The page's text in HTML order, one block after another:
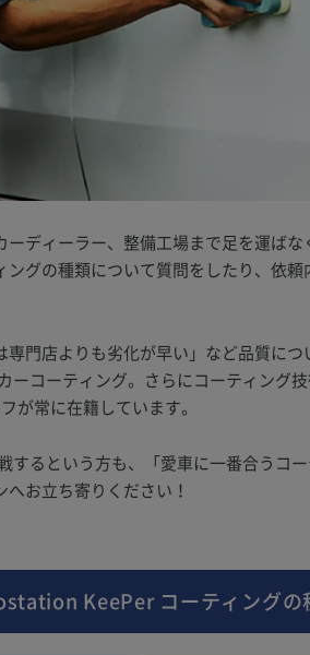
ディーラー、整備工場まで足を運ば
グの種類について質問をしたり、依
門店よりも劣化が早い」など品質に
コーティング。さらにコーティング
が常に在籍しています。
するという方も、「愛車に一番合う
お立ち寄りください！
KeePer コーティングの